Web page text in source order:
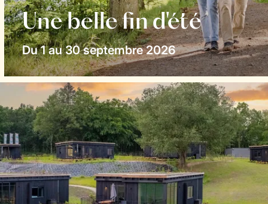
Une belle fin d'été
Du 1 au 30 septembre 2026